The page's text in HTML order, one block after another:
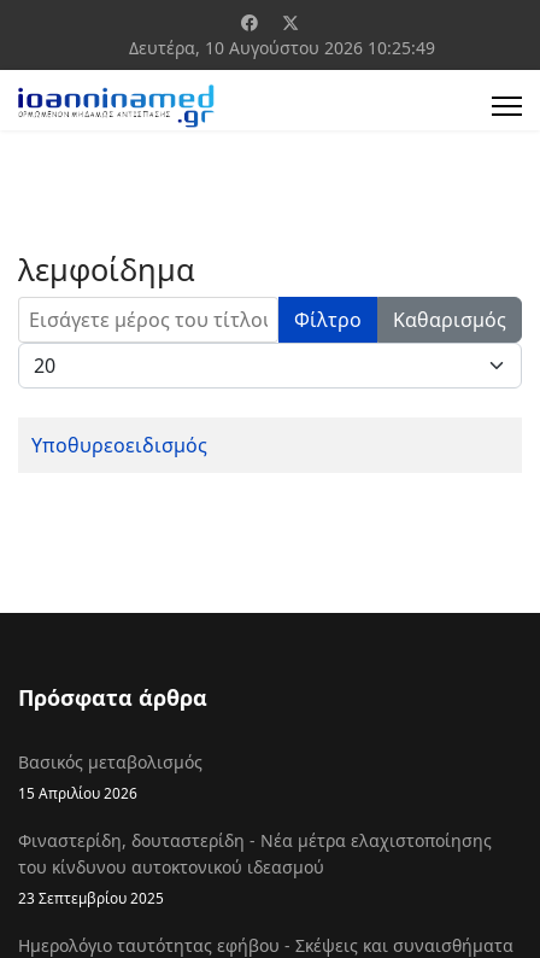
Δευτέρα, 10 Αυγούστου 2026 10:25:49
λεμφοίδημα
Εισάγετε μέρος του τίτλου. Φίλτρο
Καθαρισμός
Εμφάνιση #
Υποθυρεοειδισμός
Πρόσφατα άρθρα
Βασικός μεταβολισμός
15 Απριλίου 2026
Φιναστερίδη, δουταστερίδη - Νέα μέτρα ελαχιστοποίησης
του κίνδυνου αυτοκτονικού ιδεασμού
23 Σεπτεμβρίου 2025
Ημερολόγιο ταυτότητας εφήβου - Σκέψεις και συναισθήματα